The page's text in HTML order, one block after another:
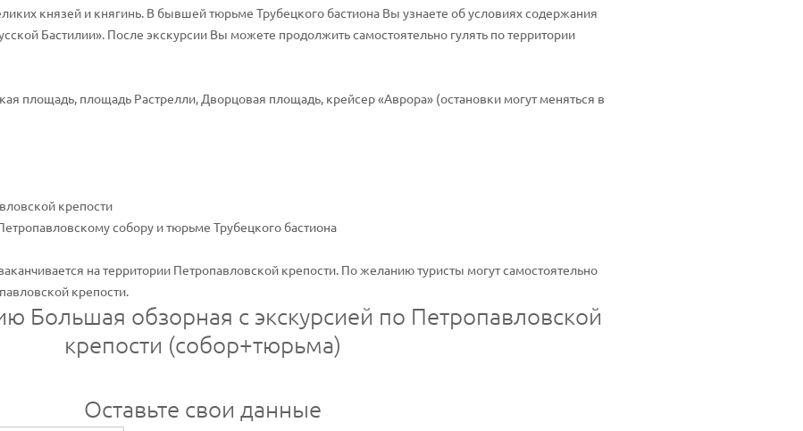
князей и княгинь. В бывшей тюрьме Трубецкого бастиона Вы узнаете об условиях содержания
Бастилии». После экскурсии Вы можете продолжить самостоятельно гулять по территории
площадь, площадь Растрелли, Дворцовая площадь, крейсер «Аврора» (остановки могут меняться в
крепости
собору и тюрьме Трубецкого бастиона
на территории Петропавловской крепости. По желанию туристы могут самостоятельно
крепости.
Большая обзорная с экскурсией по Петропавловской
крепости (собор+тюрьма)
Оставьте свои данные